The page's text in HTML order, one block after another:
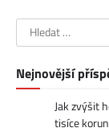
Vyhledávání
Nejnovější
Jak zvýšit
tisíce korun